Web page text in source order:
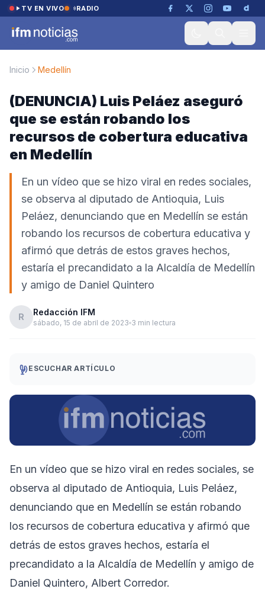
Saltar al contenido
TV EN VIVO RADIO
Inicio Medellín
(DENUNCIA) Luis Peláez aseguró
que se están robando los
recursos de cobertura educativa
en Medellín
En un vídeo que se hizo viral en redes sociales,
se observa al diputado de Antioquia, Luis
Peláez, denunciando que en Medellín se están
robando los recursos de cobertura educativa y
afirmó que detrás de estos graves hechos,
estaría el precandidato a la Alcaldía de Medellín
y amigo de Daniel Quintero
R Redacción IFM
sábado, 15 de abril de 2023 3 min lectura
ESCUCHAR ARTÍCULO
En un vídeo que se hizo viral en redes sociales, se
observa al diputado de Antioquia, Luis Peláez,
denunciando que en Medellín se están robando
los recursos de cobertura educativa y afirmó que
detrás de estos graves hechos, estaría el
precandidato a la Alcaldía de Medellín y amigo de
Daniel Quintero, Albert Corredor.